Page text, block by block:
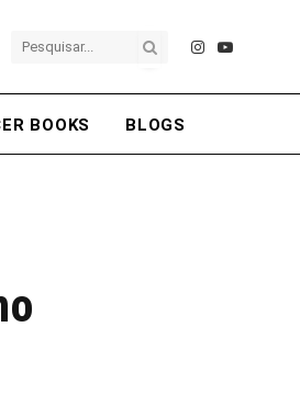
Instagram
YouTube
BOOKS BLOGS